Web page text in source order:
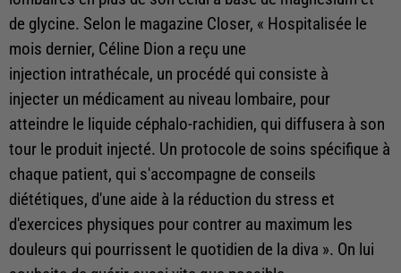
de glycine. Selon le magazine Closer, « Hospitalisée le
mois dernier, Céline Dion a reçu une
injection intrathécale, un procédé qui consiste à
injecter un médicament au niveau lombaire, pour
atteindre le liquide céphalo-rachidien, qui diffusera à son
tour le produit injecté. Un protocole de soins spécifique à
chaque patient, qui s'accompagne de conseils
diététiques, d'une aide à la réduction du stress et
d'exercices physiques pour contrer au maximum les
douleurs qui pourrissent le quotidien de la diva ». On lui